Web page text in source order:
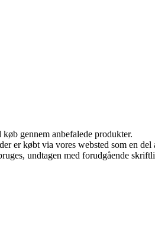
gennem anbefalede produkter.
er købt via vores websted som en
undtagen med forudgående